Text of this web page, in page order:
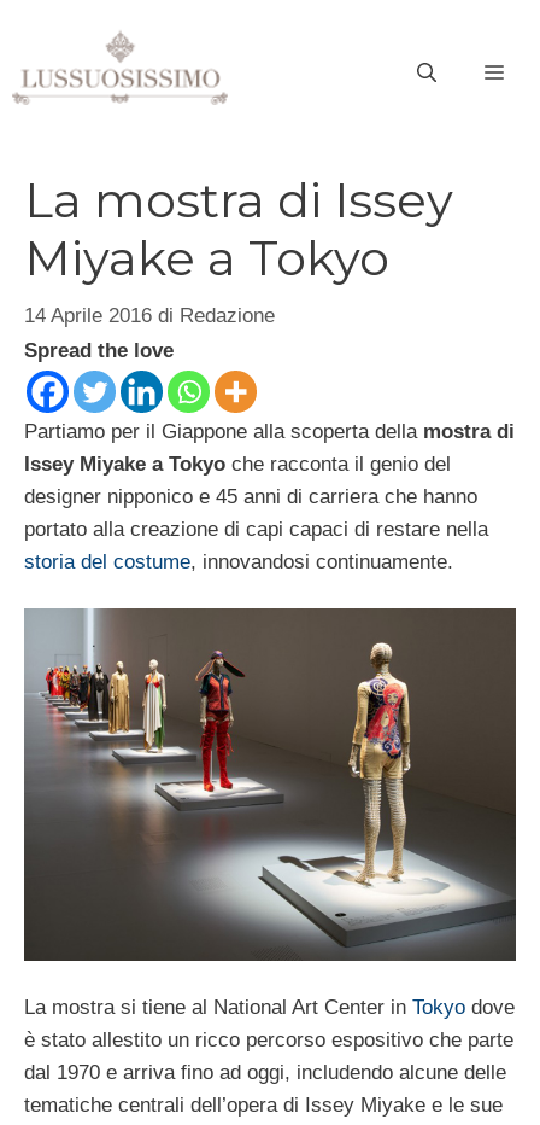
contenuto
La mostra di Issey
Miyake a Tokyo
14 Aprile 2016 di Redazione
Spread the love
Partiamo per il Giappone alla scoperta della mostra di
Issey Miyake a Tokyo che racconta il genio del
designer nipponico e 45 anni di carriera che hanno
portato alla creazione di capi capaci di restare nella
storia del costume, innovandosi continuamente.
La mostra si tiene al National Art Center in Tokyo dove
è stato allestito un ricco percorso espositivo che parte
dal 1970 e arriva fino ad oggi, includendo alcune delle
tematiche centrali dell’opera di Issey Miyake e le sue